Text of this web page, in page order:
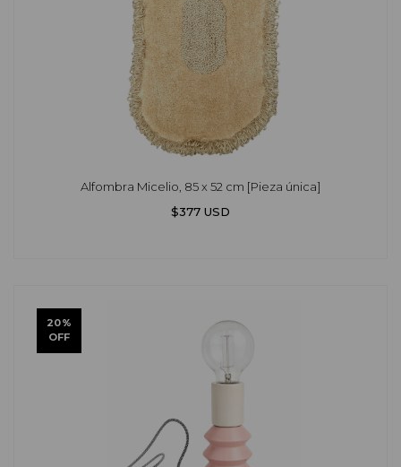
Alfombra Micelio, 85 x 52 cm [Pieza única]
$377 USD
20%
OFF